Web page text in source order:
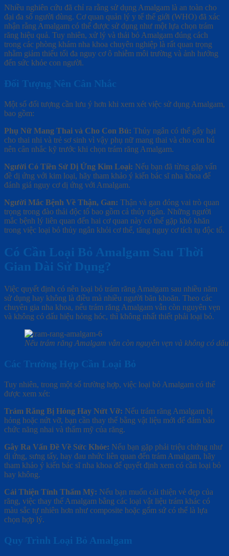
Nhiều nghiên cứu đã chỉ ra rằng sử dụng Amalgam là an toàn cho
đại đa số người dùng. Cơ quan quản lý y tế thế giới (WHO) đã xác
nhận rằng Amalgam có thể được sử dụng như một lựa chọn trám
răng hiệu quả. Tuy nhiên, xử lý và thải bỏ Amalgam đúng cách
trong các phòng khám nha khoa chuyên nghiệp là rất quan trọng
nhằm giảm thiểu tối đa nguy cơ ô nhiễm môi trường và ảnh hưởng
đến sức khỏe con người.
Đối Tượng Nên Cân Nhắc
Một số đối tượng cần lưu ý hơn khi xem xét việc sử dụng Amalgam,
bao gồm:
Phụ Nữ Mang Thai và Cho Con Bú: Thủy ngân có thể gây hại
cho thai nhi và trẻ sơ sinh vì vậy phụ nữ mang thai và cho con bú
nên cân nhắc kỹ trước khi chọn trám răng Amalgam.
Người Có Tiền Sử Dị Ứng Kim Loại: Nếu bạn đã từng gặp vấn
đề dị ứng với kim loại, hãy tham khảo ý kiến bác sĩ nha khoa để
đánh giá nguy cơ dị ứng với Amalgam.
Người Mắc Bệnh Về Thận, Gan: Thận và gan đóng vai trò quan
trọng trong đào thải độc tố bao gồm cả thủy ngân. Những người
mắc bệnh lý liên quan đến hai cơ quan này có thể gặp khó khăn
trong việc loại bỏ thủy ngân khỏi cơ thể, tăng nguy cơ tích tụ độc tố.
Có Cần Loại Bỏ Amalgam Sau Thời
Gian Dài Sử Dụng?
Việc quyết định có nên loại bỏ trám răng Amalgam sau nhiều năm
sử dụng hay không là điều mà nhiều người băn khoăn. Theo các
chuyên gia nha khoa, nếu trám răng Amalgam vẫn còn nguyên vẹn
và không có dấu hiệu hỏng hóc, thì không nhất thiết phải loại bỏ.
Nếu trám răng Amalgam vẫn còn nguyên vẹn và không có
Các Trường Hợp Cần Loại Bỏ
Tuy nhiên, trong một số trường hợp, việc loại bỏ Amalgam có thể
được xem xét:
Trám Răng Bị Hỏng Hay Nứt Vỡ: Nếu trám răng Amalgam bị
hỏng hoặc nứt vỡ, bạn cần thay thế bằng vật liệu mới để đảm bảo
chức năng nhai và thẩm mỹ của răng.
Gây Ra Vấn Đề Về Sức Khỏe: Nếu bạn gặp phải triệu chứng như
dị ứng, sưng tấy, hay đau nhức liên quan đến trám Amalgam, hãy
tham khảo ý kiến bác sĩ nha khoa để quyết định xem có cần loại bỏ
hay không.
Cải Thiện Tính Thẩm Mỹ: Nếu bạn muốn cải thiện vẻ đẹp của
răng, việc thay thế Amalgam bằng các loại vật liệu trám khác có
màu sắc tự nhiên hơn như composite hoặc gốm sứ có thể là lựa
chọn hợp lý.
Quy Trình Loại Bỏ Amalgam